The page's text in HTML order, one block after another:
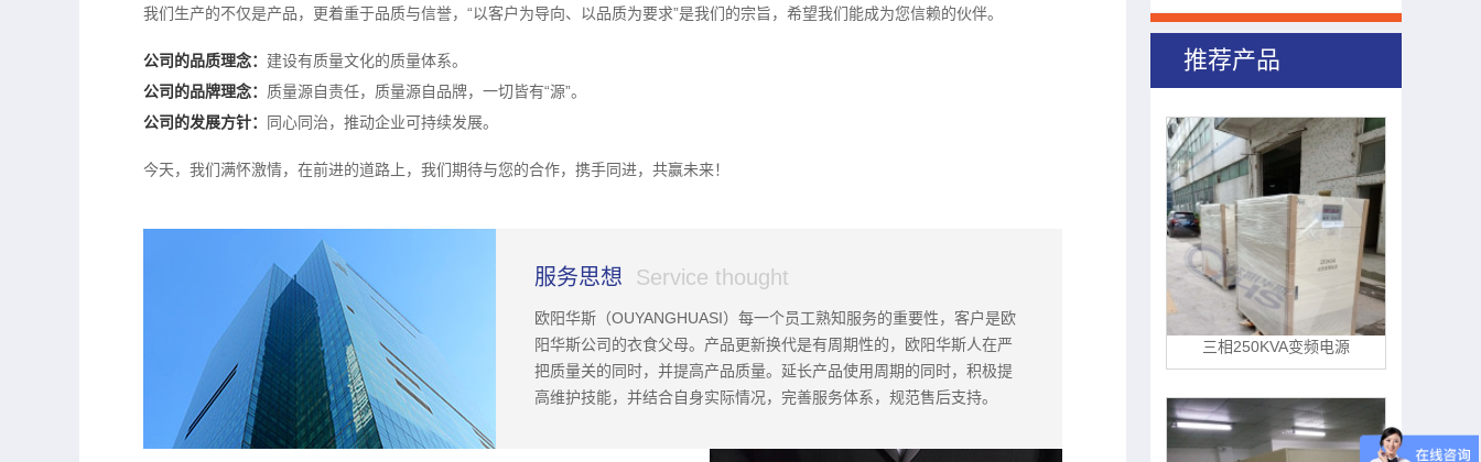
推荐产品
三相500KVA变频电源
我们生产的不仅是产品，更着重于品质与信誉，“以客户为导向、以品质为要求”是我们的宗旨，希望我们能成为您信赖的伙伴。
公司的品质理念： 建设有质量文化的质量体系。
公司的品牌理念： 质量源自责任，质量源自品牌，一切皆有“源”。
公司的发展方针：
同心同治，推动企业可持续发展。
今天，我们满怀激情，在前进的道路上，我们期待与您的合作，携手同进，共赢未来！
服务思想 Service thought
欧阳华斯（OUYANGHUASI）每一个员工熟知服务的重要性，客户是欧
阳华斯公司的衣食父母。产品更新换代是有周期性的，欧阳华斯人在严
把质量关的同时，并提高产品质量。延长产品使用周期的同时，积极提
高维护技能，并结合自身实际情况，完善服务体系，规范售后支持。